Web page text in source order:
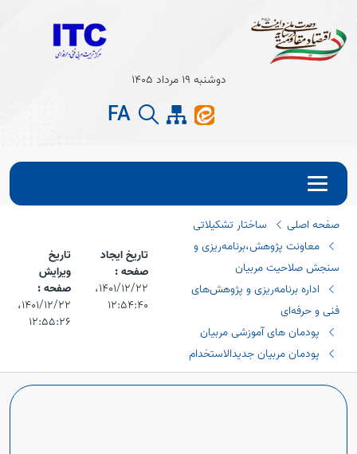
Open
دوشنبه 19 مرداد 1405
FA
صفحه اصلی
ساختار تشکیلاتی
معاونت پژوهش،برنامه‌ریزی و
سنجش صلاحیت مربیان
اداره برنامه‌ریزی و پژوهش‌های
فنی و حرفه‌ای
پودمان های آموزشی مربیان
پودمان مربیان جدیدالاستخدام
تاریخ ایجاد
صفحه :
۱۴۰۱/۱۲/۲۲،‏
۱۲:۵۴:۴۰
تاریخ
ویرایش
صفحه :
۱۴۰۱/۱۲/۲۲،‏
۱۲:۵۵:۲۶